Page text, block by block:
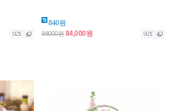
840원
98000원 84,000원